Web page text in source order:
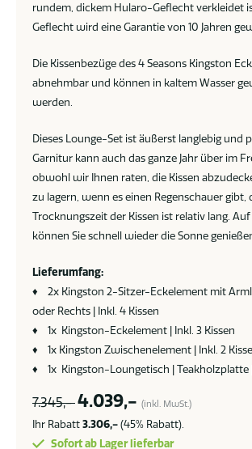
rundem, dickem Hularo-Geflecht verkleidet
Geflecht wird eine Garantie von 10 Jahren
Die Kissenbezüge des 4 Seasons Kingston
abnehmbar und können in kaltem Wasser
werden.
Dieses Lounge-Set ist äußerst langlebig und
Garnitur kann auch das ganze Jahr über im
obwohl wir Ihnen raten, die Kissen
zu lagern, wenn es einen Regenschauer gibt,
Trocknungszeit der Kissen ist relativ lang. Auf
können Sie schnell wieder die Sonne
Lieferumfang:
♦ 2x Kingston 2-Sitzer-Eckelement mit
oder Rechts | Inkl. 4 Kissen
♦ 1x Kingston-Eckelement | Inkl. 3 Kissen
♦ 1x Kingston Zwischenelement | Inkl. 2
♦ 1x Kingston-Loungetisch | Teakholzplatte
7.345,- 4.039,- (inkl. MwSt.)
Ihr Rabatt3.306,-(45% Rabatt).
Sofort ab Lager lieferbar